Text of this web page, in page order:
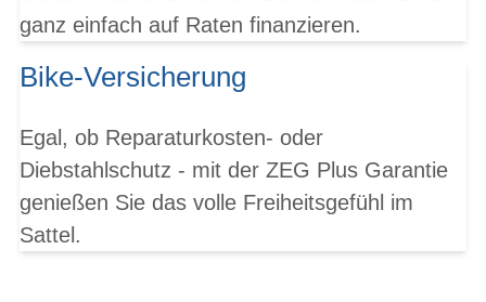
ganz einfach auf Raten finanzieren.
Bike-Versicherung
Egal, ob Reparaturkosten- oder
Diebstahlschutz - mit der ZEG Plus Garantie
genießen Sie das volle Freiheitsgefühl im
Sattel.